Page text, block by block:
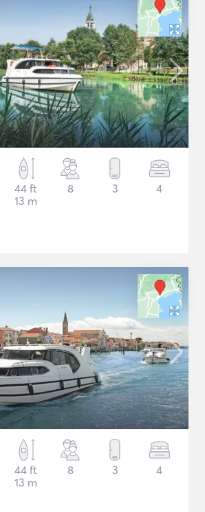
44 ft
13 m
8 3 4
44 ft
13 m
8 3 4